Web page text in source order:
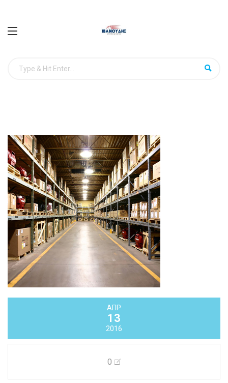
ΑΠΡ
13
2016
0